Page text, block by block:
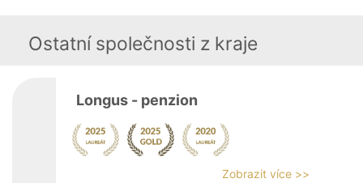
Ostatní společnosti z kraje
Longus - penzion
Zobrazit více >>